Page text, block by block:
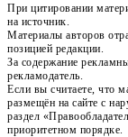
При цитировании
на источник.
Материалы авторов
позицией редакции.
За содержание
рекламодатель.
Если вы считаете, что
размещён на сайте с
раздел
приоритетном порядке.